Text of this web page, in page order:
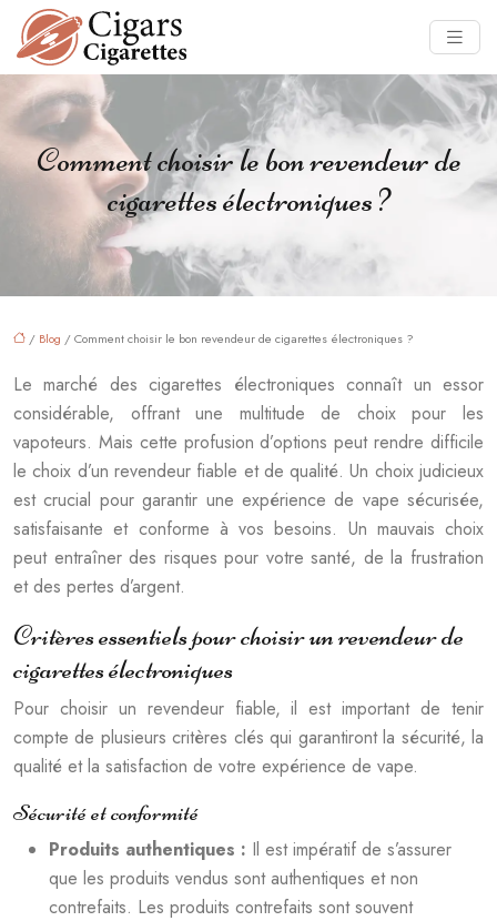
Comment choisir le bon revendeur de
cigarettes électroniques ?
/ Blog / Comment choisir le bon revendeur de cigarettes électroniques ?
Le marché des cigarettes électroniques connaît un essor
considérable, offrant une multitude de choix pour les
vapoteurs. Mais cette profusion d’options peut rendre difficile
le choix d’un revendeur fiable et de qualité. Un choix judicieux
est crucial pour garantir une expérience de vape sécurisée,
satisfaisante et conforme à vos besoins. Un mauvais choix
peut entraîner des risques pour votre santé, de la frustration
et des pertes d’argent.
Critères essentiels pour choisir un revendeur de
cigarettes électroniques
Pour choisir un revendeur fiable, il est important de tenir
compte de plusieurs critères clés qui garantiront la sécurité, la
qualité et la satisfaction de votre expérience de vape.
Sécurité et conformité
Produits authentiques : Il est impératif de s’assurer
que les produits vendus sont authentiques et non
contrefaits. Les produits contrefaits sont souvent